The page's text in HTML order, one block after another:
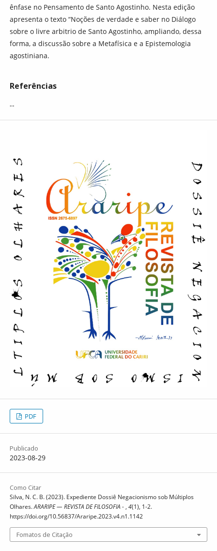
ênfase no Pensamento de Santo Agostinho. Nesta edição
apresenta o texto “Noções de verdade e saber no Diálogo
sobre o livre arbitrio de Santo Agostinho, ampliando, dessa
forma, a discussão sobre a Metafísica e a Epistemologia
agostiniana.
Referências
--
PDF
Publicado
2023-08-29
Como Citar
Silva, N. C. B. (2023). Expediente Dossiê Negacionismo sob Múltiplos
Olhares.ARARIPE — REVISTA DE FILOSOFIA - , 4(1), 1-2.
https://doi.org/10.56837/Araripe.2023.v4.n1.1142
Fomatos de Citação